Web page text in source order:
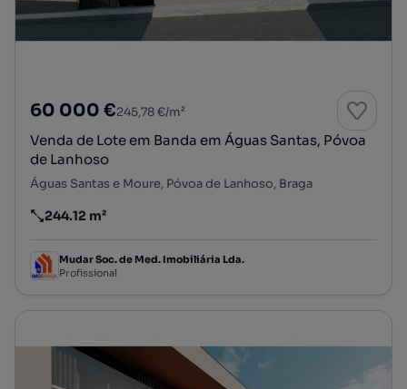
60 000 €245,78 €/m²
Venda de Lote em Banda em Águas Santas, Póvoa
de Lanhoso
Águas Santas e Moure, Póvoa de Lanhoso, Braga
Preço por metro quadrado
244.12 m²
Mudar Soc. de Med. Imobiliária Lda.
Profissional